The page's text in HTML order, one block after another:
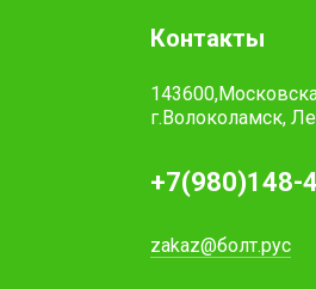
Контакты
г.Волоколамск,
+7(980)148-
zakaz@болт.рус